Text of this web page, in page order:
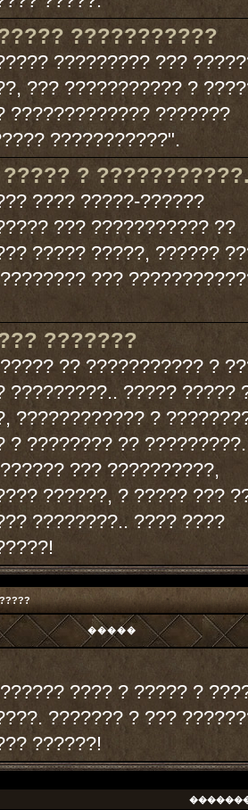
???????????
????????? ???
??? ??????????? ?
????????????? ???????
???????????".
?
???? ?????-??????
??? ??????????? ??
????? ?????, ??????
???
???????
?? ??????????? ?
?????????.. ????? ?????
???????????? ?
? ???????? ??
??? ??????????,
??????, ? ????? ???
????????.. ???? ????
�����
???? ? ????? ?
??????? ? ???
??????!